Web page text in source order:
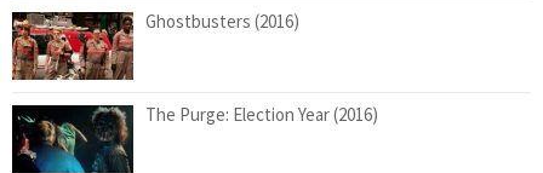
Ghostbusters (2016)
The Purge: Election Year (2016)